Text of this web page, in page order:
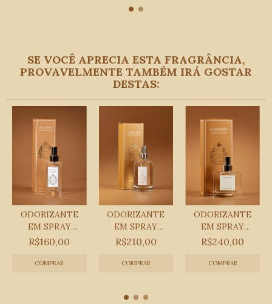
SE VOCÊ APRECIA ESTA FRAGRÂNCIA,
PROVAVELMENTE TAMBÉM IRÁ GOSTAR
DESTAS:
ODORIZANTE
EM SPRAY
BRÛLANT 160
ML
R$160,00
ODORIZANTE
EM SPRAY
BRÛLANT 330
R$210,00
ODORIZANTE
EM SPRAY
CITRON CAVIAR
210 ML
R$240,00